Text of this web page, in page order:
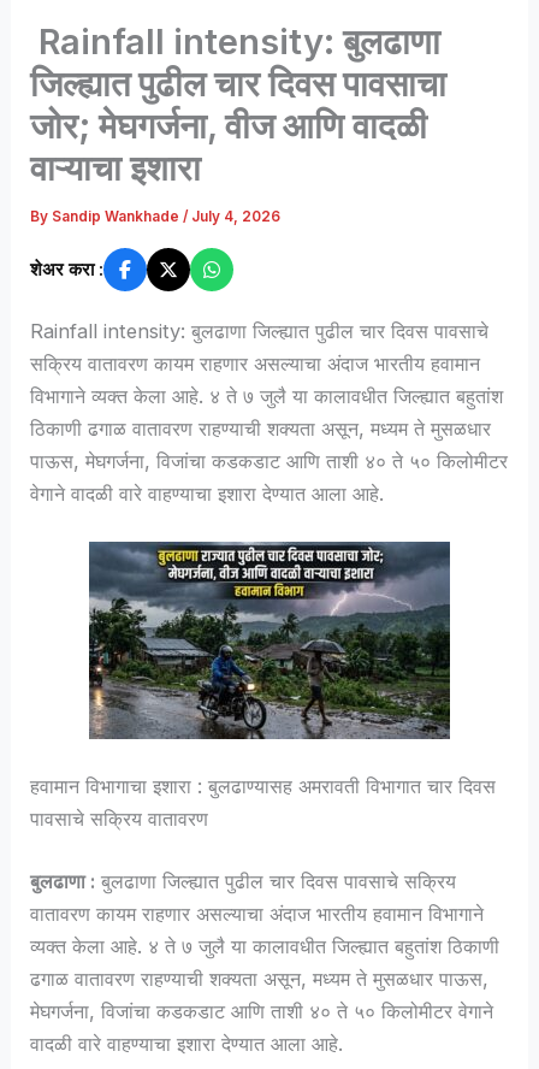
Rainfall intensity: बुलढाणा
जिल्ह्यात पुढील चार दिवस पावसाचा
जोर; मेघगर्जना, वीज आणि वादळी
वाऱ्याचा इशारा
By Sandip Wankhade/ July 4, 2026
शेअर करा :
Rainfall intensity: बुलढाणा जिल्ह्यात पुढील चार दिवस पावसाचे
सक्रिय वातावरण कायम राहणार असल्याचा अंदाज भारतीय हवामान
विभागाने व्यक्त केला आहे. ४ ते ७ जुलै या कालावधीत जिल्ह्यात बहुतांश
ठिकाणी ढगाळ वातावरण राहण्याची शक्यता असून, मध्यम ते मुसळधार
पाऊस, मेघगर्जना, विजांचा कडकडाट आणि ताशी ४० ते ५० किलोमीटर
वेगाने वादळी वारे वाहण्याचा इशारा देण्यात आला आहे.
हवामान विभागाचा इशारा : बुलढाण्यासह अमरावती विभागात चार दिवस
पावसाचे सक्रिय वातावरण
बुलढाणा : बुलढाणा जिल्ह्यात पुढील चार दिवस पावसाचे सक्रिय
वातावरण कायम राहणार असल्याचा अंदाज भारतीय हवामान विभागाने
व्यक्त केला आहे. ४ ते ७ जुलै या कालावधीत जिल्ह्यात बहुतांश ठिकाणी
ढगाळ वातावरण राहण्याची शक्यता असून, मध्यम ते मुसळधार पाऊस,
मेघगर्जना, विजांचा कडकडाट आणि ताशी ४० ते ५० किलोमीटर वेगाने
वादळी वारे वाहण्याचा इशारा देण्यात आला आहे.